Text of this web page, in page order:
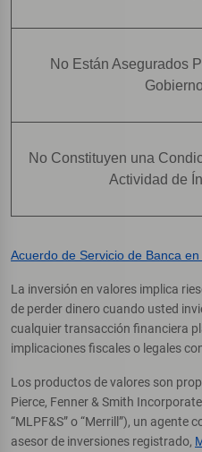
No Están Asegurados
No Constituyen una
Actividad de
Acuerdo de Servicio de Banca
La inversión en valores implica
de perder dinero cuando usted
cualquier transacción financiera
implicaciones fiscales o legales
Los productos de valores son
Pierce, Fenner & Smith
“MLPF&S” o “Merrill”), un agente
asesor de inversiones registrado,